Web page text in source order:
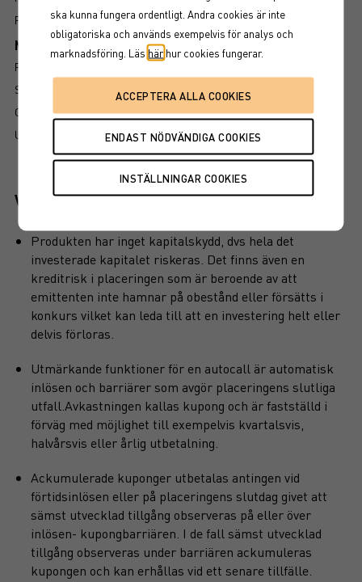
FÖRFALLOVILLKOR
Mer information om produkten
RISK
SÅ LÄSER DU FAKTABLADET
GRUNDPROSPEKT
UTSKRIFT
Viktiga egenskaper
Produkten har inget kapitalskydd, dvs hela det
investerade kapitalet riskeras. Det finns även en
kreditrisk i placeringen som är beroende av att
emittenten inte hamnar på obestånd eller försätts i
konkurs vilket kan leda till att en investering helt eller
delvis förloras.
Utmärkande funktioner för en autocall är automatisk
inlösen och barriärer som avgör placeringens slutliga
utfall.Avkastningen kallas kupong och är fastställd i
förväg med möjlighet till exempelvis kvartalsvis,
halvårsvis eller årlig utbetalning.
Ackumulerade kuponger utbetalas antingen vid
förtidsinlösen eller på placeringens slutdag givet att
sämst utvecklad tillgång observeras på eller över
inlösen- kupongbarriären. I de fall sämst utvecklad
tillgång observeras under barriären ackumuleras
kupongen och kan erhållas vid ett senare tillfälle.
ska kunna fungera ordentligt. Andra cookies är inte
obligatoriska och används exempelvis för analys och
marknadsföring. Läs härhur cookies fungerar.